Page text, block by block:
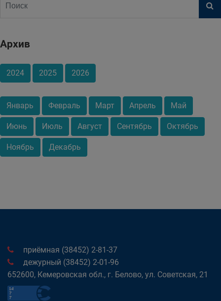
Архив
2024 2025 2026
Январь Февраль Март Апрель Май
Июнь Июль Август Сентябрь Октябрь
Ноябрь Декабрь
приёмная (38452) 2-81-37
дежурный (38452) 2-01-96
652600, Кемеровская обл., г. Белово, ул. Советская, 21